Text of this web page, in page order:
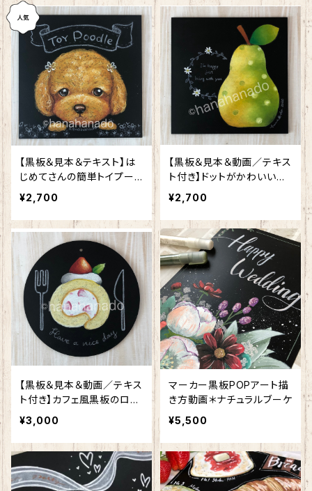
【黒板＆見本＆テキスト】は
じめてさんの簡単トイプード
ル
¥2,700
【黒板＆見本＆動画／テキス
ト付き】ドットがかわいいグ
ラデ洋梨
¥2,700
【黒板＆見本＆動画／テキス
ト付き】カフェ風黒板のロー
ルケーキ
¥3,000
マーカー黒板POPアート描
き方動画＊ナチュラルブーケ
¥5,500